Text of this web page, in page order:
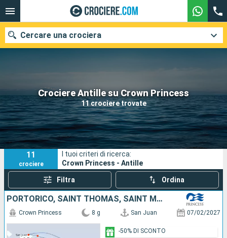
Crociere Antille su Crown Princess
11 crociere trovate
Cercare una crociera
Le nostre destinazioni
Mesi di partenza
Porti Compagnie
Ricerca
11
crociere
I tuoi criteri di ricerca:
Crown Princess - Antille
Filtra Ordina
PORTORICO, SAINT THOMAS, SAINT MARTIN, ANTIGUA E BARBUDA, DOMINICA, BARBADOS
Crown Princess 8 g San Juan 07/02/2027
-50% DI SCONTO